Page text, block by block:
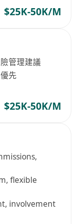
$25K-50K/M
管理建議
先
$25K-50K/M
flexible
involvement